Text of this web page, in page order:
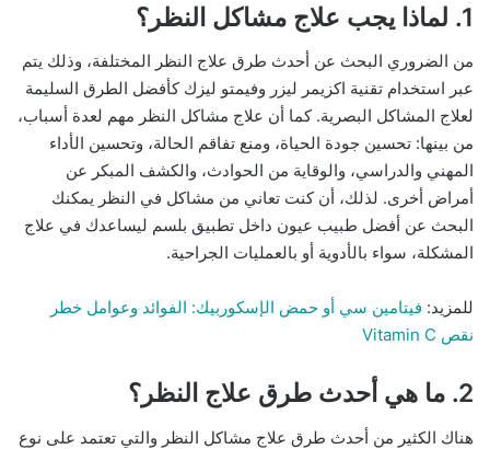
1. لماذا يجب علاج مشاكل النظر؟
من الضروري البحث عن أحدث طرق علاج النظر المختلفة، وذلك يتم
عبر استخدام تقنية اكزيمر ليزر وفيمتو ليزك كأفضل الطرق السليمة
لعلاج المشاكل البصرية. كما أن علاج مشاكل النظر مهم لعدة أسباب،
من بينها: تحسين جودة الحياة، ومنع تفاقم الحالة، وتحسين الأداء
المهني والدراسي، والوقاية من الحوادث، والكشف المبكر عن
أمراض أخرى. لذلك، أن كنت تعاني من مشاكل في النظر يمكنك
البحث عن أفضل طبيب عيون داخل تطبيق بلسم ليساعدك في علاج
المشكلة، سواء بالأدوية أو بالعمليات الجراحية.
للمزيد: فيتامين سي أو حمض الإسكوربيك: الفوائد وعوامل خطر
نقص Vitamin C
2. ما هي أحدث طرق علاج النظر؟
هناك الكثير من أحدث طرق علاج مشاكل النظر والتي تعتمد على نوع